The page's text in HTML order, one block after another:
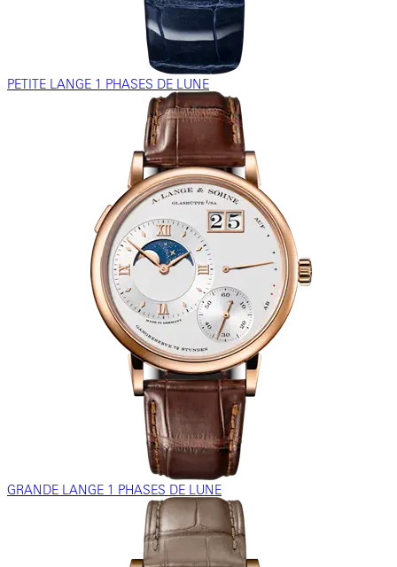
PETITE LANGE 1 PHASES DE LUNE
GRANDE LANGE 1 PHASES DE LUNE